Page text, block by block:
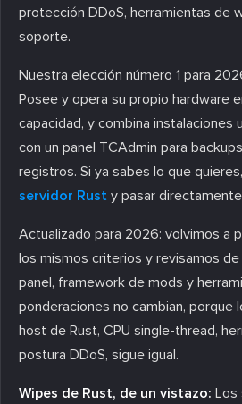
protección DDoS, herramientas de
soporte.
Nuestra elección número 1 para
Posee y opera su propio hardware
capacidad, y combina instalaciones
con un panel TCAdmin para
registros. Si ya sabes lo que
servidor Rust y pasar
Actualizado para 2026: volvimos a
los mismos criterios y revisamos
panel, framework de mods y
ponderaciones no cambian, porque
host de Rust, CPU single-thread,
postura DDoS, sigue igual.
Wipes de Rust, de un vistazo: Los